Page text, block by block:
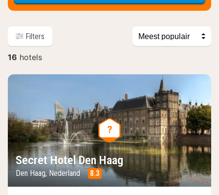
Filters
Sorteer
op
16 hotels
hotels
Secret Hotel Den Haag
Den Haag, Nederland 8.3